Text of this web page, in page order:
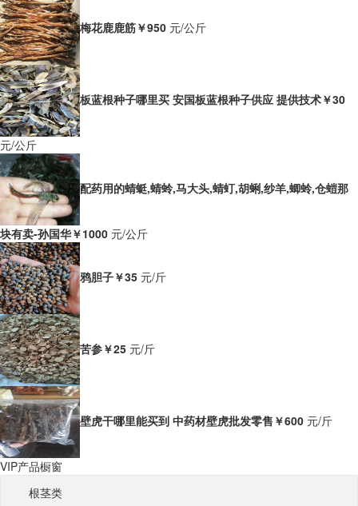
梅花鹿鹿筋￥950 元/公斤
板蓝根种子哪里买 安国板蓝根种子供应 提供技术￥30
元/公斤
配药用的蜻蜓,蜻蛉,马大头,蜻虰,胡蜊,纱羊,蝍蛉,仓螘那
块有卖-孙国华￥1000 元/公斤
鸦胆子￥35 元/斤
苦参￥25 元/斤
壁虎干哪里能买到 中药材壁虎批发零售 ￥600 元/斤
VIP产品橱窗
根茎类